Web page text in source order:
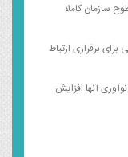
سازمان کاملا
برقراری ارتباط
آنها افزایش